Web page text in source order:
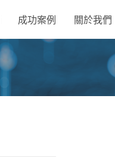
成功案例 關於我們